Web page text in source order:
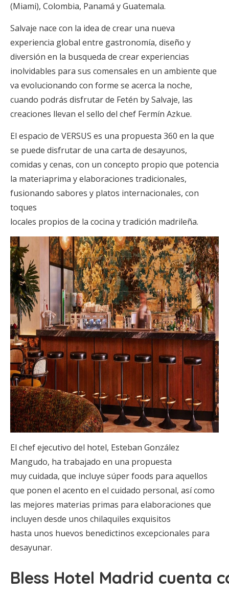
(Miami), Colombia, Panamá y Guatemala.
Salvaje nace con la idea de crear una nueva
experiencia global entre gastronomía, diseño y
diversión en la busqueda de crear experiencias
inolvidables para sus comensales en un ambiente que
va evolucionando con forme se acerca la noche,
cuando podrás disfrutar de Fetén by Salvaje, las
creaciones llevan el sello del chef Fermín Azkue.
El espacio de VERSUS es una propuesta 360 en la que
se puede disfrutar de una carta de desayunos,
comidas y cenas, con un concepto propio que potencia
la materiaprima y elaboraciones tradicionales,
fusionando sabores y platos internacionales, con
toques
locales propios de la cocina y tradición madrileña.
El chef ejecutivo del hotel, Esteban González
Mangudo, ha trabajado en una propuesta
muy cuidada, que incluye súper foods para aquellos
que ponen el acento en el cuidado personal, así como
las mejores materias primas para elaboraciones que
incluyen desde unos chilaquiles exquisitos
hasta unos huevos benedictinos excepcionales para
desayunar.
Bless Hotel Madrid cuenta